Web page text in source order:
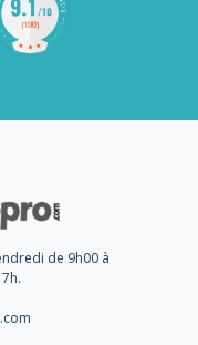
de 9h00 à